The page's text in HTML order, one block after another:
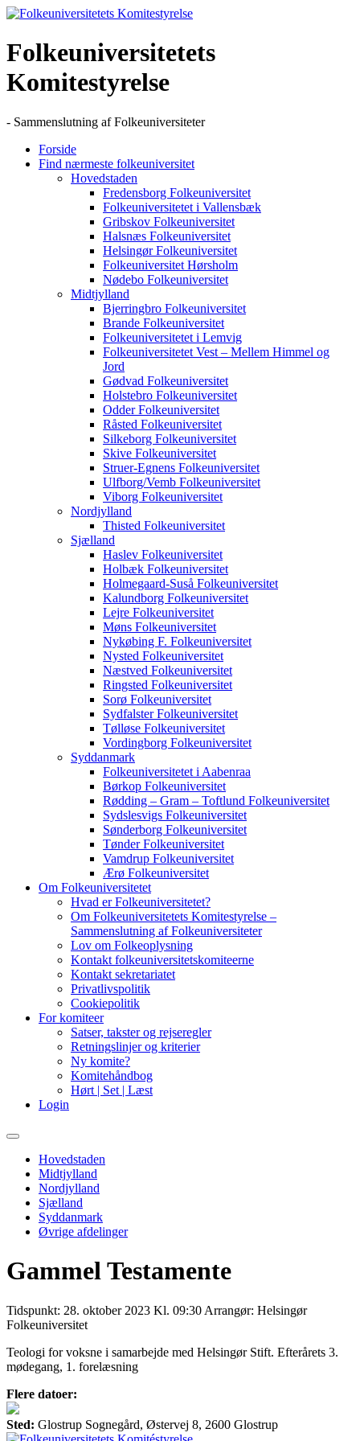
Skip
content
Folkeuniversitetets
Komitestyrelse
- Sammenslutning af Folkeuniversiteter
Forside
Find nærmeste folkeuniversitet
Hovedstaden
Fredensborg Folkeuniversitet
Folkeuniversitetet i Vallensbæk
Gribskov Folkeuniversitet
Halsnæs Folkeuniversitet
Helsingør Folkeuniversitet
Folkeuniversitet Hørsholm
Nødebo Folkeuniversitet
Midtjylland
Bjerringbro Folkeuniversitet
Brande Folkeuniversitet
Folkeuniversitetet i Lemvig
Folkeuniversitetet Vest – Mellem Himmel og
Jord
Gødvad Folkeuniversitet
Holstebro Folkeuniversitet
Odder Folkeuniversitet
Råsted Folkeuniversitet
Silkeborg Folkeuniversitet
Skive Folkeuniversitet
Struer-Egnens Folkeuniversitet
Ulfborg/Vemb Folkeuniversitet
Viborg Folkeuniversitet
Nordjylland
Thisted Folkeuniversitet
Sjælland
Haslev Folkeuniversitet
Holbæk Folkeuniversitet
Holmegaard-Suså Folkeuniversitet
Kalundborg Folkeuniversitet
Lejre Folkeuniversitet
Møns Folkeuniversitet
Nykøbing F. Folkeuniversitet
Nysted Folkeuniversitet
Næstved Folkeuniversitet
Ringsted Folkeuniversitet
Sorø Folkeuniversitet
Sydfalster Folkeuniversitet
Tølløse Folkeuniversitet
Vordingborg Folkeuniversitet
Syddanmark
Folkeuniversitetet i Aabenraa
Børkop Folkeuniversitet
Rødding – Gram – Toftlund Folkeuniversitet
Sydslesvigs Folkeuniversitet
Sønderborg Folkeuniversitet
Tønder Folkeuniversitet
Vamdrup Folkeuniversitet
Ærø Folkeuniversitet
Om Folkeuniversitetet
Hvad er Folkeuniversitetet?
Om Folkeuniversitetets Komitestyrelse –
Sammenslutning af Folkeuniversiteter
Lov om Folkeoplysning
Kontakt folkeuniversitetskomiteerne
Kontakt sekretariatet
Privatlivspolitik
Cookiepolitik
For komiteer
Satser, takster og rejseregler
Retningslinjer og kriterier
Ny komite?
Komitehåndbog
Hørt | Set | Læst
Login
Primary
Hovedstaden
Midtjylland
Nordjylland
Sjælland
Syddanmark
Øvrige afdelinger
Gammel Testamente
Tidspunkt: 28. oktober 2023 Kl. 09:30 Arrangør: Helsingør
Folkeuniversitet
Teologi for voksne i samarbejde med Helsingør Stift. Efterårets 3.
mødegang, 1. forelæsning
Flere datoer:
Sted: Glostrup Sognegård, Østervej 8, 2600 Glostrup